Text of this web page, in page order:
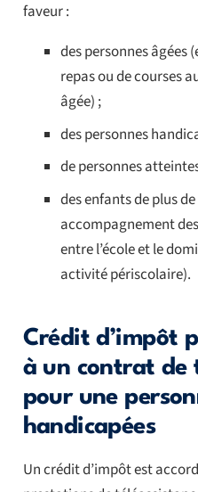
faveur :
des personnes âgées
repas ou de courses
âgée) ;
des personnes
de personnes
des enfants de plus
accompagnement
entre l’école et le
activité périscolaire).
Crédit d’impôt
à un contrat de
pour une
handicapées
Un crédit d’impôt est